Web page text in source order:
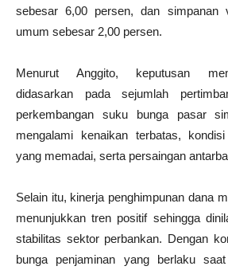
sebesar 6,00 persen, dan simpanan
umum sebesar 2,00 persen.
Menurut Anggito, keputusan
didasarkan pada sejumlah
perkembangan suku bunga pasar
mengalami kenaikan terbatas,
yang memadai, serta persaingan
Selain itu, kinerja penghimpunan dana
menunjukkan tren positif sehingga
stabilitas sektor perbankan. Dengan
bunga penjaminan yang berlaku